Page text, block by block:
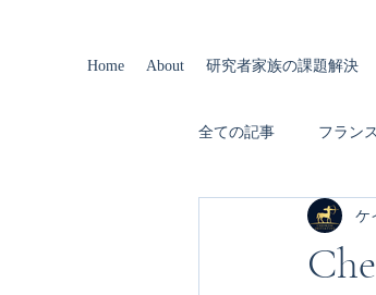
Home About 研究者家族の課題解決
全ての記事 フランス
出産・育児 ケ